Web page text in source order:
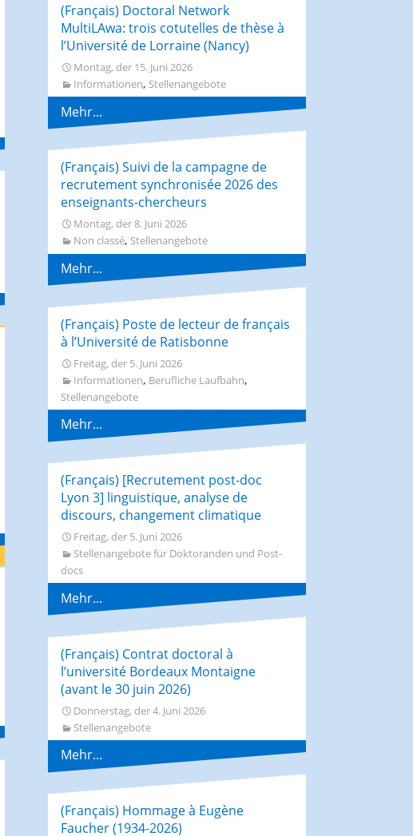
(Français) Doctoral Network
MultiLAwa: trois cotutelles de thèse à
l’Université de Lorraine (Nancy)
Montag, der 15. Juni 2026
Informationen, Stellenangebote
Mehr...
(Français) Suivi de la campagne de
recrutement synchronisée 2026 des
enseignants-chercheurs
Montag, der 8. Juni 2026
Non classé, Stellenangebote
Mehr...
(Français) Poste de lecteur de français
à l’Université de Ratisbonne
Freitag, der 5. Juni 2026
Informationen, Berufliche Laufbahn,
Stellenangebote
Mehr...
(Français) [Recrutement post-doc
Lyon 3] linguistique, analyse de
discours, changement climatique
Freitag, der 5. Juni 2026
Stellenangebote für Doktoranden und Post-
docs
Mehr...
(Français) Contrat doctoral à
l’université Bordeaux Montaigne
(avant le 30 juin 2026)
Donnerstag, der 4. Juni 2026
Stellenangebote
Mehr...
(Français) Hommage à Eugène
Faucher (1934-2026)